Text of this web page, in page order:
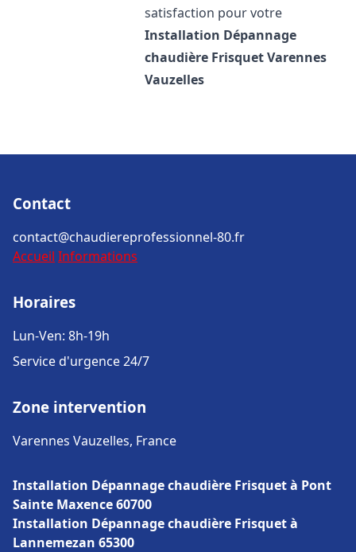
satisfaction pour votre
Installation Dépannage
chaudière FrisquetVarennes
Vauzelles
Contact
contact@chaudiereprofessionnel-80.fr
Accueil Informations
Horaires
Lun-Ven: 8h-19h
Service d'urgence 24/7
Zone intervention
Varennes Vauzelles, France
Installation Dépannage chaudière Frisquet à Pont
Sainte Maxence 60700
Installation Dépannage chaudière Frisquet à
Lannemezan 65300